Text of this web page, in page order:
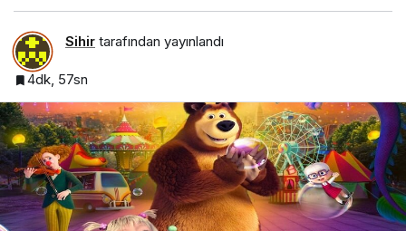
Sihir tarafından yayınlandı
4dk, 57sn